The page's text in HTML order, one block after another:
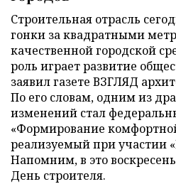
Строительная отрасль
гонки за квадратными
качественной городской
роль играет развитие
заявил газете ВЗГЛЯД
По его словам, одним из
изменений стал
«Формирование
реализуемый при участии
Напомним, в это
День строителя.